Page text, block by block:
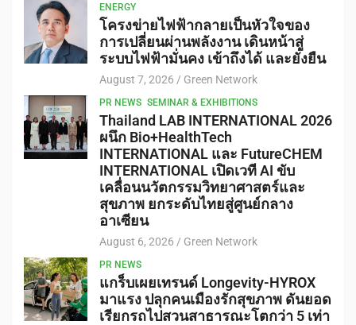
ENERGY
โครงข่ายไฟฟ้ากลายเป็นหัวใจของ
การเปลี่ยนผ่านพลังงาน เดินหน้าสู่
ระบบไฟฟ้ามั่นคง เข้าถึงได้ และยั่งยืน
August 7, 2026 Green Network
PR NEWS SEMINAR & EXHIBITIONS
Thailand LAB INTERNATIONAL 2026
ผนึก Bio+HealthTech
INTERNATIONAL และ FutureCHEM
INTERNATIONAL เปิดเวที AI ขับ
เคลื่อนนวัตกรรมวิทยาศาสตร์และ
สุขภาพ ยกระดับไทยสู่ศูนย์กลาง
อาเซียน
August 6, 2026 Green Network
PR NEWS
แกร็บเผยเทรนด์ Longevity-HYROX
มาแรง ปลุกคนเมืองรักสุขภาพ ดันยอด
เรียกรถไปสวนสาธารณะโตกว่า 5 เท่า